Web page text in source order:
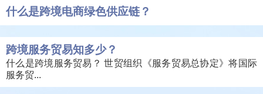
什么是跨境电商绿色供应链？
跨境服务贸易知多少？
什么是跨境服务贸易？ 世贸组织《服务贸易总协定》将国际
服务贸...